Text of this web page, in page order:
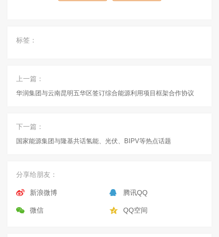
标签：
上一篇：
华润集团与云南昆明五华区签订综合能源利用项目框架合作协议
下一篇：
国家能源集团与隆基共话氢能、光伏、BIPV等热点话题
分享给朋友：
新浪微博 腾讯QQ
微信 QQ空间